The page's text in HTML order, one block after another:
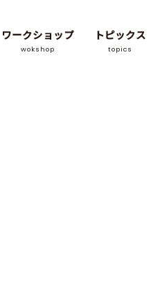
ワークショップ
wokshop
トピックス
topics